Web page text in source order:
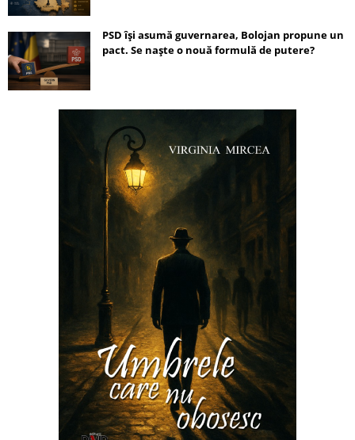
PSD își asumă guvernarea, Bolojan propune un
pact. Se naște o nouă formulă de putere?